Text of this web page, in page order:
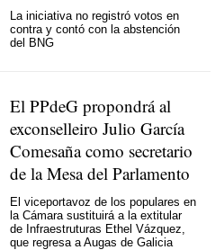
La iniciativa no registró votos en
contra y contó con la abstención
del BNG
El PPdeG propondrá al
exconselleiro Julio García
Comesaña como secretario
de la Mesa del Parlamento
El viceportavoz de los populares en
la Cámara sustituirá a la extitular
de Infraestruturas Ethel Vázquez,
que regresa a Augas de Galicia